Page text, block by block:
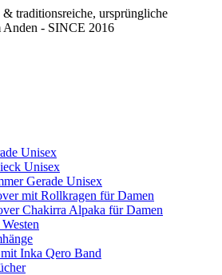
traditionsreiche, ursprüngliche
Anden - SINCE 2016
Unisex
Unisex
Gerade Unisex
mit Rollkragen für Damen
Chakirra Alpaka für Damen
Inka Qero Band